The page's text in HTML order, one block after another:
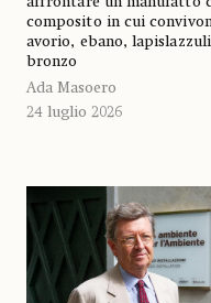
composito in cui
avorio, ebano,
bronzo
Ada Masoero
24 luglio 2026